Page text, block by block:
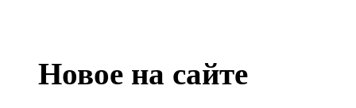
Новое на сайте